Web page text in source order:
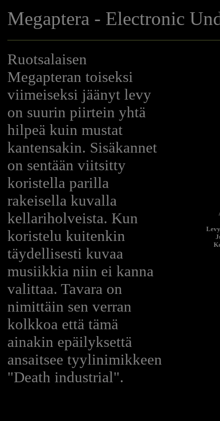
Megaptera - Electronic
Ruotsalaisen
Megapteran toiseksi
viimeiseksi jäänyt levy
on suurin piirtein yhtä
hilpeä kuin mustat
kantensakin. Sisäkannet
on sentään viitsitty
koristella parilla
rakeisella kuvalla
kellariholveista. Kun
koristelu kuitenkin
täydellisesti kuvaa
musiikkia niin ei kanna
valittaa. Tavara on
nimittäin sen verran
kolkkoa että tämä
ainakin epäilyksettä
ansaitsee tyylinimikkeen
"Death industrial".